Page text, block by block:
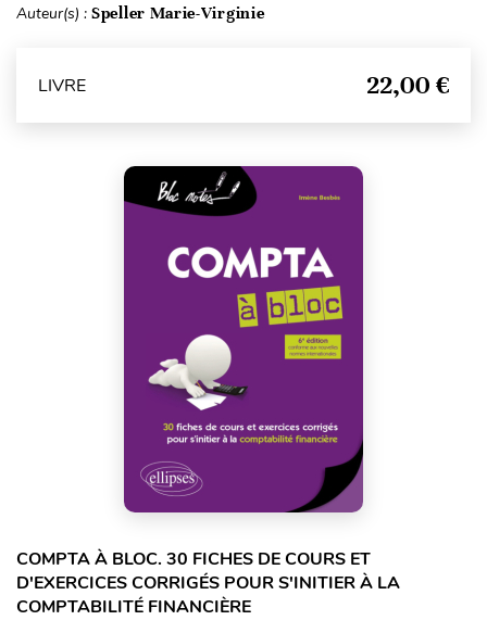
Auteur(s) : Speller Marie-Virginie
LIVRE 22,00 €
COMPTA À BLOC. 30 FICHES DE COURS ET
D'EXERCICES CORRIGÉS POUR S'INITIER À LA
COMPTABILITÉ FINANCIÈRE